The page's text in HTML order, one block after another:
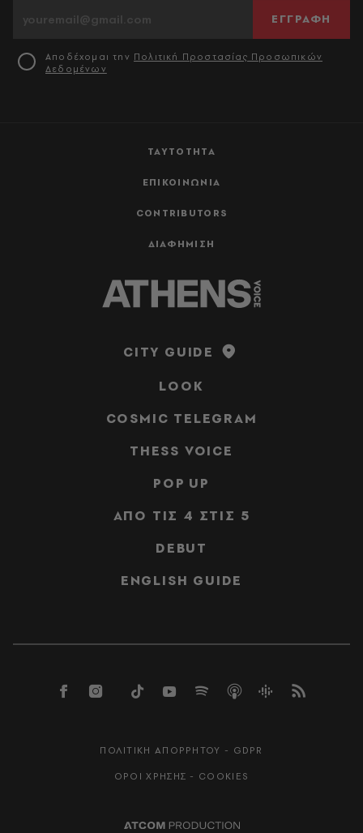
ΤΑΥΤΟΤΗΤΑ
ΕΠΙΚΟΙΝΩΝΙΑ
CONTRIBUTORS
ΔΙΑΦΗΜΙΣΗ
ΕΓΓΡΑΦΗ
Αποδέχομαι την Πολιτική Προστασίας Προσωπικών
Δεδομένων
CITY GUIDE
LOOK
COSMIC TELEGRAM
THESS VOICE
POP UP
ΑΠΟ ΤΙΣ 4 ΣΤΙΣ 5
DEBUT
ENGLISH GUIDE
ΠΟΛΙΤΙΚΗ ΑΠΟΡΡΗΤΟΥ - GDPR
ΟΡΟΙ ΧΡΗΣΗΣ - COOKIES